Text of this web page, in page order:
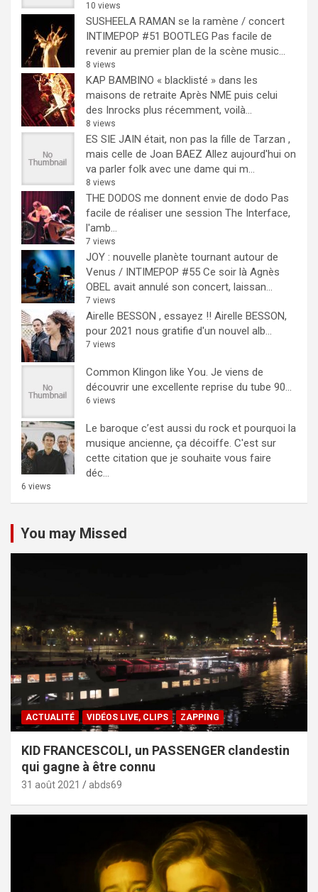
10 views
SUSHEELA RAMAN se la ramène / concert
INTIMEPOP #51 BOOTLEG Pas facile de
revenir au premier plan de la scène music...
8 views
KAP BAMBINO « blacklisté » dans les
maisons de retraite Après NME puis celui
des Inrocks plus récemment, voilà...
8 views
ES SIE JAIN était, non pas la fille de Tarzan ,
mais celle de Joan BAEZ Allez aujourd'hui on
va parler folk avec une dame qui m...
8 views
THE DODOS me donnent envie de dodo Pas
facile de réaliser une session The Interface,
l'amb...
7 views
JOY : nouvelle planète tournant autour de
Venus / INTIMEPOP #55 Ce soir là Agnès
OBEL avait annulé son concert, laissan...
7 views
Airelle BESSON , essayez !! Airelle BESSON,
pour 2021 nous gratifie d'un nouvel alb...
7 views
Common Klingon like You. Je viens de
découvrir une excellente reprise du tube 90...
6 views
Le baroque c’est aussi du rock et pourquoi la
musique ancienne, ça décoiffe. C'est sur
cette citation que je souhaite vous faire
déc...
6 views
You may Missed
ACTUALITÉ VIDÉOS LIVE, CLIPS ZAPPING
KID FRANCESCOLI, un PASSENGER clandestin
qui gagne à être connu
31 août 2021 abds69